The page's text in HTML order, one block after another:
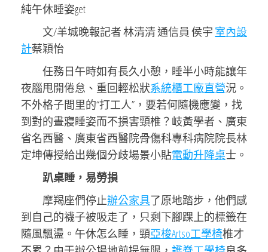
純午休睡姿get
文/羊城晚報記者 林清清 通信員 侯宇 室內設
計蔡穎怡
任務日午時如有長久小憩，睡半小時能讓年
夜腦甩開倦怠、重回輕松狀系統櫃工廠直營況。
不外格子間里的“打工人”，要若何隨機應變，找
到對的晝寢睡姿而不損害頸椎？岐黃學者、廣東
省名西醫、廣東省西醫院骨傷科專科病院院長林
定坤傳授給出幾個分歧場景小貼電動升降桌士。
趴桌睡，易勞損
摩羯座們停止辦公家具了原地踏步，他們感
到自己的襪子被吸走了，只剩下腳踝上的標籤在
隨風飄盪。午休怎么睡，頸亞梭Artso工學椅椎才